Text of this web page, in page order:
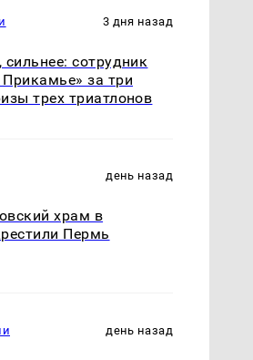
3 дня назад
сотрудник
за три
трех триатлонов
день назад
храм в
Пермь
день назад